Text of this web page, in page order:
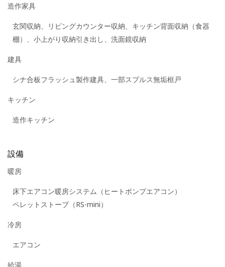
造作家具
玄関収納、リビングカウンター収納、キッチン背面収納（食器
棚）、小上がり収納引き出し、洗面鏡収納
建具
シナ合板フラッシュ製作建具、一部スプルス無垢框戸
キッチン
造作キッチン
設備
暖房
床下エアコン暖房システム（ヒートポンプエアコン）
ペレットストーブ（RS-mini）
冷房
エアコン
給湯